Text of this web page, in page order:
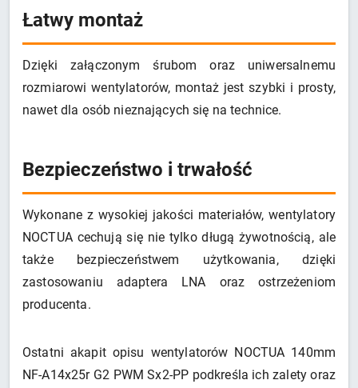
Łatwy montaż
Dzięki załączonym śrubom oraz uniwersalnemu
rozmiarowi wentylatorów, montaż jest szybki i prosty,
nawet dla osób nieznających się na technice.
Bezpieczeństwo i trwałość
Wykonane z wysokiej jakości materiałów, wentylatory
NOCTUA cechują się nie tylko długą żywotnością, ale
także bezpieczeństwem użytkowania, dzięki
zastosowaniu adaptera LNA oraz ostrzeżeniom
producenta.
Ostatni akapit opisu wentylatorów NOCTUA 140mm
NF-A14x25r G2 PWM Sx2-PP podkreśla ich zalety oraz